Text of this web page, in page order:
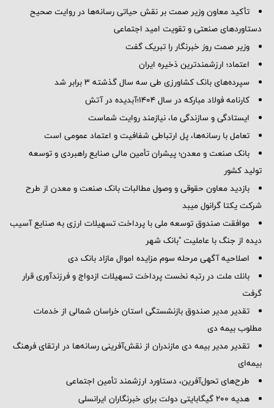
تأکید معاون وزیر صمت بر نقش حیاتی رسانه‌ها در روایت صحیح
دستاوردهای صنعتی و تقویت امید اجتماعی
وزیر صمت روز خبرنگار را تبریک گفت
اعتماد؛ ارزشمندترین ذخیره ایران
سپرده‌های بانک کشاورزی طی سه سال گذشته ۳ برابر شد
کارنامه فولاد مبارکه در سال ۱۴۰۴؛آبدیده در آتش
ایستادگی و سازندگی ما، نیازمند روایت شماست
تعامل با رسانه‌ها، پل ارتباطی شفافیت و اعتماد عمومی است
بانک صنعت و معدن؛ پیشران تأمین مالی صنایع راهبردی و توسعه
تولید کشور
بازدید معاون حقوقی و وصول مطالبات بانک صنعت و معدن از طرح
شرکت یکتا گرانول میبد
موافقت صندوق توسعه ملی با پرداخت تسهیلات ارزی به صنایع آسیب
دیده از جنگ با عاملیت "بانک شهر
اصلاحیه آگهی مرحله سوم مزایده اموال مازاد بانک دی
بانك ملت در رتبه نخست پرداخت تسهیلات ازدواج و فرزندآوری قرار
گرفت
تقدیر مدیر صندوق بازنشستگی استان خراسان شمالی از خدمات
مطلوب بیمه دی
تقدیر مدیر بیمه دی مازندران از نقش‌آفرینی رسانه‌ها در ارتقای فرهنگ
بیمه‌ای
طرح‌های تحول‌آفرین، دستاورد ارزشمند تأمین اجتماعی
هدیه ۲۰۰ گیگابایتی دولت برای خبرنگاران ایرانسلی